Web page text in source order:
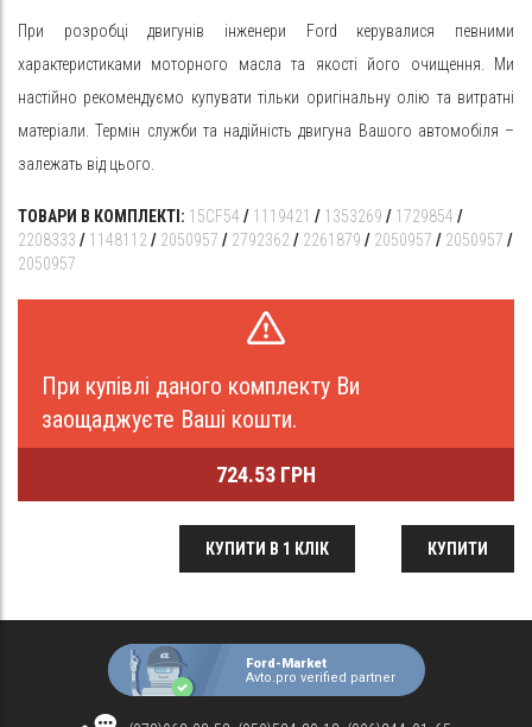
При розробці двигунів інженери Ford керувалися певними
характеристиками моторного масла та якості його очищення. Ми
настійно рекомендуємо купувати тільки оригінальну олію та витратні
матеріали. Термін служби та надійність двигуна Вашого автомобіля –
залежать від цього.
ТОВАРИ В КОМПЛЕКТІ: 15CF54 / 1119421 / 1353269 / 1729854 /
2208333 / 1148112 / 2050957 / 2792362 / 2261879 / 2050957 / 2050957 /
2050957
При купівлі даного комплекту Ви
заощаджуєте Ваші кошти.
724.53 ГРН
КУПИТИ
КУПИТИ В 1 КЛІК
Ford-Market
Avto.pro verified partner